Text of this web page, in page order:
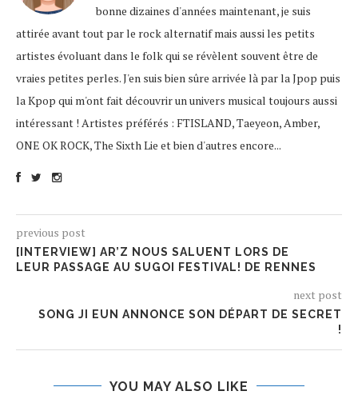
bonne dizaines d'années maintenant, je suis
attirée avant tout par le rock alternatif mais aussi les petits
artistes évoluant dans le folk qui se révèlent souvent être de
vraies petites perles. J'en suis bien sûre arrivée là par la Jpop puis
la Kpop qui m'ont fait découvrir un univers musical toujours aussi
intéressant ! Artistes préférés : FTISLAND, Taeyeon, Amber,
ONE OK ROCK, The Sixth Lie et bien d'autres encore...
previous post
[INTERVIEW] AR’Z NOUS SALUENT LORS DE
LEUR PASSAGE AU SUGOI FESTIVAL! DE RENNES
next post
SONG JI EUN ANNONCE SON DÉPART DE SECRET
!
YOU MAY ALSO LIKE